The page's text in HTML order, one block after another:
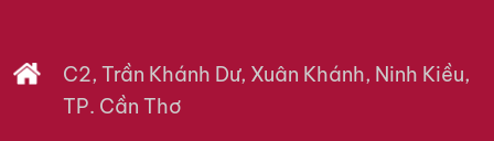
C2, Trần Khánh Dư, Xuân Khánh, Ninh Kiều,
TP. Cần Thơ